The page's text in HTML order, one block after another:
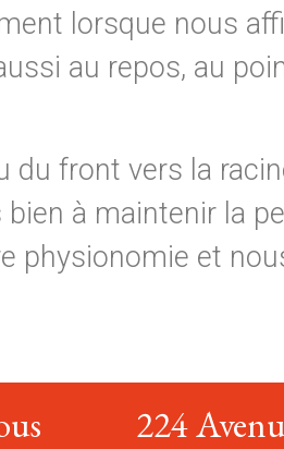
lorsque nous
au repos, au
du front vers la
à maintenir la
physionomie et
224